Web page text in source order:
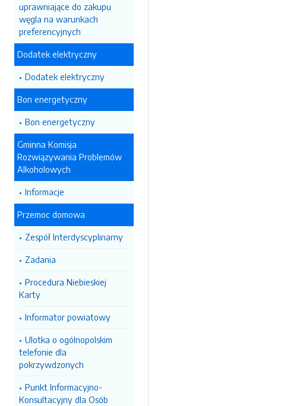
uprawniające do zakupu
węgla na warunkach
preferencyjnych
Dodatek elektryczny
Dodatek elektryczny
Bon energetyczny
Bon energetyczny
Gminna Komisja
Rozwiązywania Problemów
Alkoholowych
Informacje
Przemoc domowa
Zespół Interdyscyplinarny
Zadania
Procedura Niebieskiej
Karty
Informator powiatowy
Ulotka o ogólnopolskim
telefonie dla
pokrzywdzonych
Punkt Informacyjno-
Konsultacyjny dla Osób